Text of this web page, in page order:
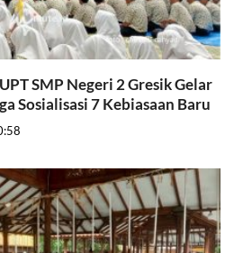
SMP Negeri 2 Gresik Gelar
Sosialisasi 7 Kebiasaan Baru